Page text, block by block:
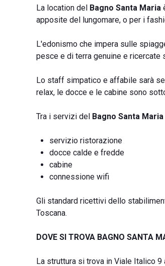
La location del Bagno Santa Maria
apposite del lungomare, o per i
L'edonismo che impera sulle
pesce e di terra genuine e
Lo staff simpatico e affabile sarà
relax, le docce e le cabine sono
Tra i servizi del Bagno Santa Maria
servizio ristorazione
docce calde e fredde
cabine
connessione wifi
Gli standard ricettivi dello
Toscana.
DOVE SI TROVA BAGNO SANTA
La struttura si trova in Viale Italico 9